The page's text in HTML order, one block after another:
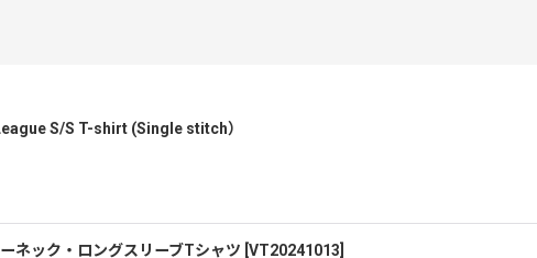
S/S T-shirt (Single stitch）
ネック・ロングスリーブTシャツ VT20241013